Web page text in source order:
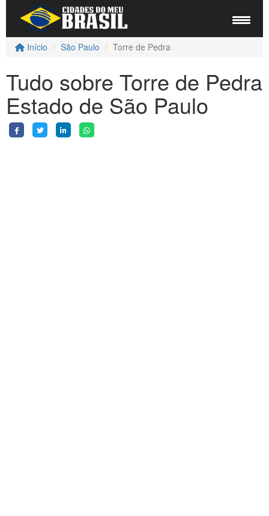
Início São Paulo Torre de Pedra
Tudo sobre Torre de Pedra
Estado de São Paulo